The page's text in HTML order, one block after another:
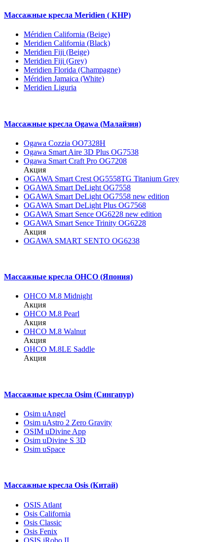
Массажные кресла Meridien ( КНР)
Méridien California (Beige)
Meridien California (Black)
Meridien Fiji (Beige)
Meridien Fiji (Grey)
Meridien Florida (Champagne)
Méridien Jamaica (White)
Meridien Liguria
Массажные кресла Ogawa (Малайзия)
Ogawa Cozzia OO7328H
Ogawa Smart Aire 3D Plus OG7538
Ogawa Smart Craft Pro OG7208
Акция
OGAWA Smart Crest OG5558TG Titanium Grey
OGAWA Smart DeLight OG7558
OGAWA Smart DeLight OG7558 new edition
OGAWA Smart DeLight Plus OG7568
OGAWA Smart Sence OG6228 new edition
OGAWA Smart Sence Trinity OG6228
Акция
OGAWA SMART SENTO OG6238
Массажные кресла OHCO (Япония)
OHCO M.8 Midnight
Акция
OHCO M.8 Pearl
Акция
OHCO M.8 Walnut
Акция
OHCO M.8LE Saddle
Акция
Массажные кресла Osim (Сингапур)
Osim uAngel
Osim uAstro 2 Zero Gravity
OSIM uDivine App
Osim uDivine S 3D
Osim uSpace
Массажные кресла Osis (Китай)
OSIS Atlant
Osis California
Osis Classic
Osis Fenix
OSIS iRobo II